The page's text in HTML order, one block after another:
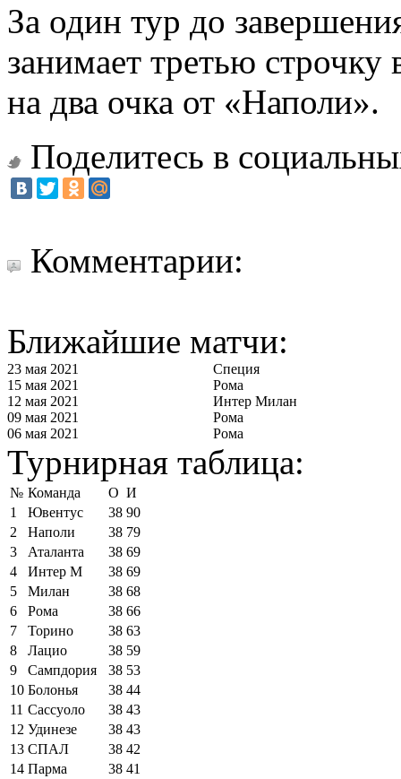
За один тур до
занимает третью строчку
на два очка от «Наполи».
Поделитесь в
Комментарии:
Ближайшие матчи:
23 мая 2021
Специя
15 мая 2021
Рома
12 мая 2021
Интер Милан
09 мая 2021
Рома
06 мая 2021
Рома
Турнирная таблица:
№ Команда О И
1
Ювентус 38 90
2
Наполи 38 79
3
Аталанта 38 69
4
Интер М 38 69
5
Милан 38 68
6
Рома 38 66
7
Торино 38 63
8
Лацио 38 59
9
Сампдория 38 53
10 Болонья 38 44
11 Сассуоло 38 43
12 Удинезе 38 43
13 СПАЛ 38 42
14 Парма 38 41